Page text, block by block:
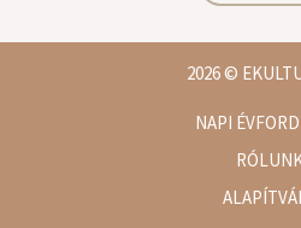
2026©
NAPI